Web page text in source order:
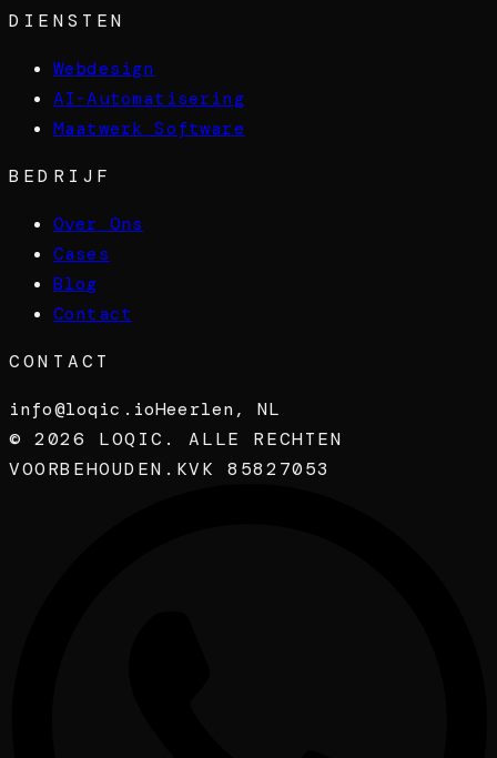
DIENSTEN
Webdesign
AI-Automatisering
Maatwerk Software
BEDRIJF
Over Ons
Cases
Blog
Contact
CONTACT
info@loqic.ioHeerlen, NL
©2026
LOQIC. ALLE RECHTEN
VOORBEHOUDEN. KVK 85827053